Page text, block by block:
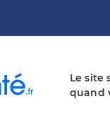
Le site
quand